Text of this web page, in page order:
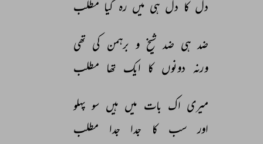
دل کا دل ہی میں رہ گیا مطلب
ضد ہی ضد شیخ و برہمن کی تھی
ورنہ دونوں کا ایک تھا مطلب
میری اک بات میں ہیں سو پہلو
اور سب کا جدا جدا مطلب